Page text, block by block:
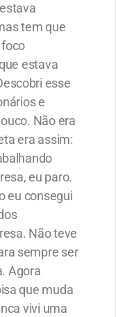
tem que
estava
esse
e
Não era
era assim:
eu paro.
eu consegui
Não teve
sempre ser
Agora
que muda
vivi uma